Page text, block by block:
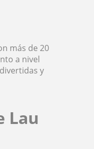
más de 20
a nivel
y
Lau